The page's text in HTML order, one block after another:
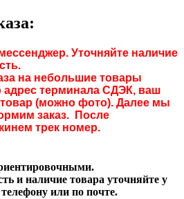
Уточняйте наличие
на небольшие товары
адрес терминала СДЭК, ваш
(можно фото). Далее мы
заказ. После
трек номер.
и наличие товара уточняйте у
или по почте.